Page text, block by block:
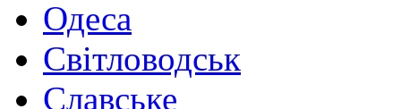
Одеса
Світловодськ
Славське